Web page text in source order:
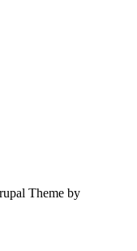
Theme by